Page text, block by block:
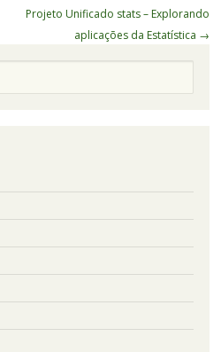
Projeto Unificado stats – Explorando
aplicações da Estatística →